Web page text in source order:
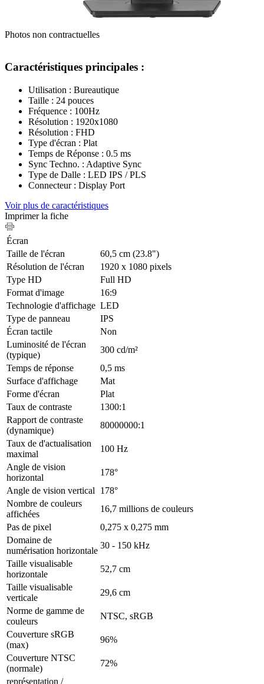
Photos non contractuelles
Caractéristiques principales :
Utilisation : Bureautique
Taille : 24 pouces
Fréquence : 100Hz
Résolution : 1920x1080
Résolution : FHD
Type d'écran : Plat
Temps de Réponse : 0.5 ms
Sync Techno. : Adaptive Sync
Type de Dalle : LED IPS / PLS
Connecteur : Display Port
Voir plus de caractéristiques
Imprimer la fiche
Écran
Taille de l'écran
60,5 cm (23.8")
Résolution de l'écran
1920 x 1080 pixels
Type HD
Full HD
Format d'image
16:9
Technologie d'affichage LED
Type de panneau
IPS
Écran tactile
Non
Luminosité de l'écran
(typique)
300 cd/m²
Temps de réponse
0,5 ms
Surface d'affichage
Mat
Forme d'écran
Plat
Taux de contraste
1300:1
Rapport de contraste
(dynamique)
80000000:1
Taux de d'actualisation
maximal
100 Hz
Angle de vision
horizontal
178°
Angle de vision vertical
178°
Nombre de couleurs
affichées
16,7 millions de couleurs
Pas de pixel
0,275 x 0,275 mm
Domaine de
numérisation horizontale
30 - 150 kHz
Taille visualisable
horizontale
52,7 cm
Taille visualisable
verticale
29,6 cm
Norme de gamme de
couleurs
NTSC, sRGB
Couverture sRGB
(max)
96%
Couverture NTSC
(normale)
72%
représentation /